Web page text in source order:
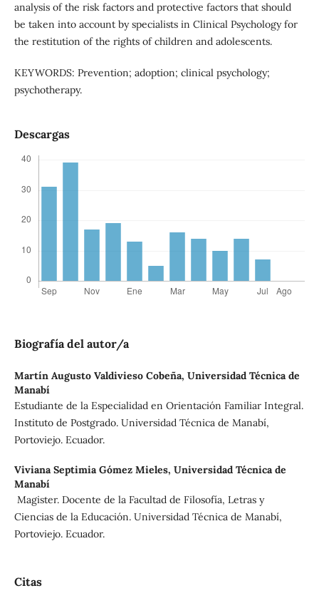
analysis of the risk factors and protective factors that should
be taken into account by specialists in Clinical Psychology for
the restitution of the rights of children and adolescents.
KEYWORDS: Prevention; adoption; clinical psychology;
psychotherapy.
Descargas
Biografía del autor/a
Martín Augusto Valdivieso Cobeña, Universidad Técnica de
Manabí
Estudiante de la Especialidad en Orientación Familiar Integral.
Instituto de Postgrado. Universidad Técnica de Manabí,
Portoviejo. Ecuador.
Viviana Septimia Gómez Mieles, Universidad Técnica de
Manabí
Magister. Docente de la Facultad de Filosofía, Letras y
Ciencias de la Educación. Universidad Técnica de Manabí,
Portoviejo. Ecuador.
Citas